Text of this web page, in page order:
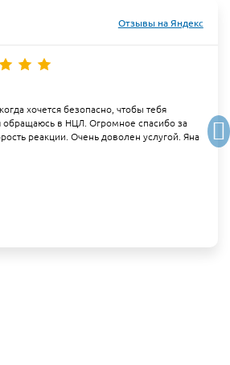
Отзывы на Яндекс
хочется безопасно, чтобы тебя
обращаюсь в НЦЛ. Огромное спасибо за
реакции. Очень доволен услугой. Яна